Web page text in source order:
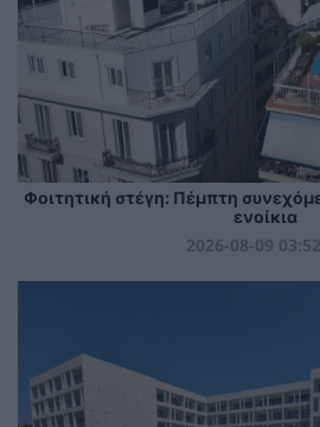
Φοιτητική στέγη: Πέμπτη
ενοίκια
2026-08-09